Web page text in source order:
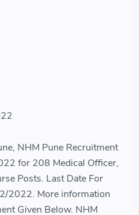
NHM Pune Recruitment
for 208 Medical Officer,
Posts. Last Date For
2022. More information
Given Below. NHM